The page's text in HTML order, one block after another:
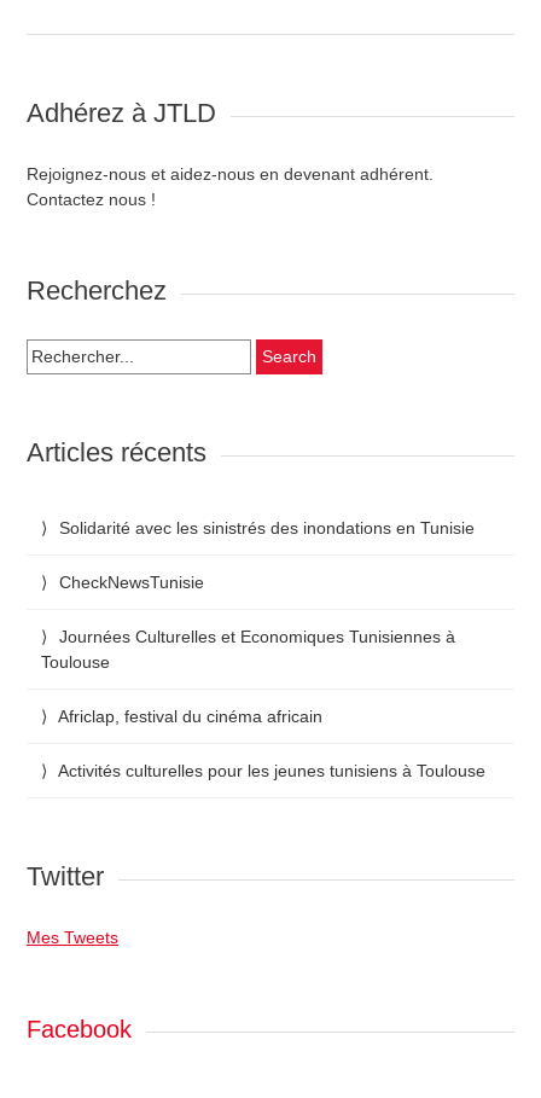
Adhérez à JTLD
Rejoignez-nous et aidez-nous en devenant adhérent.
Contactez nous !
Recherchez
Search
for:
Articles récents
Solidarité avec les sinistrés des inondations en Tunisie
CheckNewsTunisie
Journées Culturelles et Economiques Tunisiennes à
Toulouse
Africlap, festival du cinéma africain
Activités culturelles pour les jeunes tunisiens à Toulouse
Twitter
Mes Tweets
Facebook